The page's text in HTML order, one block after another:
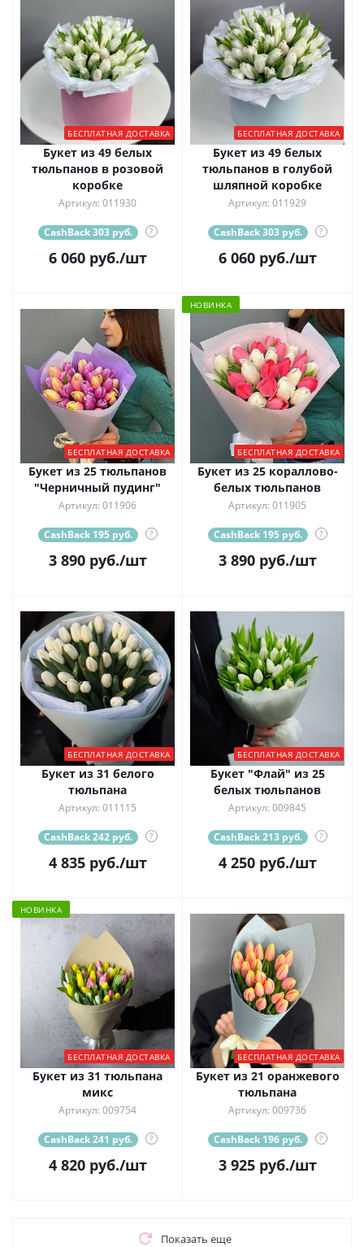
БЕСПЛАТНАЯ ДОСТАВКА
Букет из 49 белых
тюльпанов в розовой
коробке
Артикул: 011930
CashBack 303 руб. ?
6 060руб./шт
БЕСПЛАТНАЯ ДОСТАВКА
Букет из 49 белых
тюльпанов в голубой
шляпной коробке
Артикул: 011929
CashBack 303 руб. ?
6 060руб./шт
БЕСПЛАТНАЯ ДОСТАВКА
Букет из 25 тюльпанов
"Черничный пудинг"
Артикул: 011906
CashBack 195 руб. ?
3 890руб./шт
НОВИНКА
БЕСПЛАТНАЯ ДОСТАВКА
Букет из 25 кораллово-
белых тюльпанов
Артикул: 011905
CashBack 195 руб. ?
3 890руб./шт
БЕСПЛАТНАЯ ДОСТАВКА
Букет из 31 белого
тюльпана
Артикул: 011115
CashBack 242 руб. ?
4 835руб./шт
БЕСПЛАТНАЯ ДОСТАВКА
Букет "Флай" из 25
белых тюльпанов
Артикул: 009845
CashBack 213 руб. ?
4 250руб./шт
НОВИНКА
БЕСПЛАТНАЯ ДОСТАВКА
Букет из 31 тюльпана
микс
Артикул: 009754
CashBack 241 руб. ?
4 820руб./шт
БЕСПЛАТНАЯ ДОСТАВКА
Букет из 21 оранжевого
тюльпана
Артикул: 009736
CashBack 196 руб. ?
3 925руб./шт
Показать еще